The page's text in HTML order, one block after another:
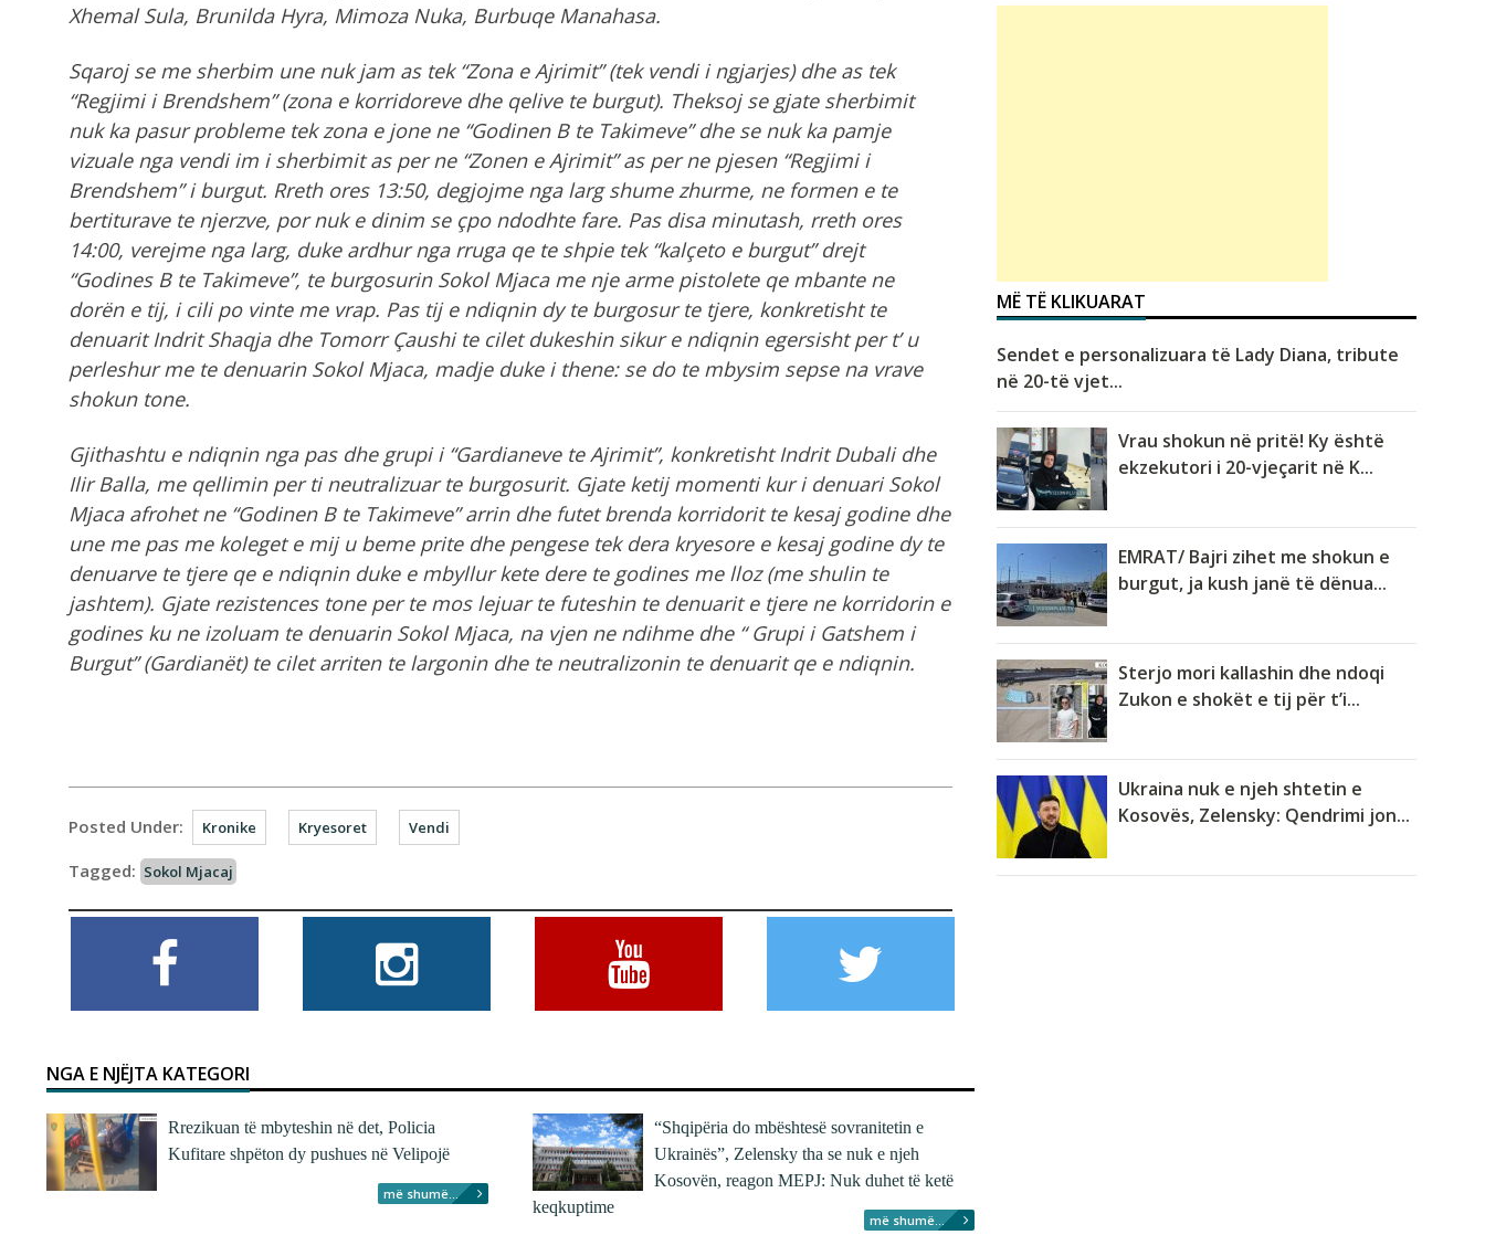
Xhemal Sula, Brunilda Hyra, Mimoza Nuka, Burbuqe Manahasa.
Sqaroj se me sherbim une nuk jam as tek “Zona e Ajrimit” (tek vendi i ngjarjes) dhe as tek
“Regjimi i Brendshem” (zona e korridoreve dhe qelive te burgut). Theksoj se gjate sherbimit
nuk ka pasur probleme tek zona e jone ne “Godinen B te Takimeve” dhe se nuk ka pamje
vizuale nga vendi im i sherbimit as per ne “Zonen e Ajrimit” as per ne pjesen “Regjimi i
Brendshem” i burgut. Rreth ores 13:50, degjojme nga larg shume zhurme, ne formen e te
bertiturave te njerzve, por nuk e dinim se çpo ndodhte fare. Pas disa minutash, rreth ores
14:00, verejme nga larg, duke ardhur nga rruga qe te shpie tek “kalçeto e burgut” drejt
“Godines B te Takimeve”, te burgosurin Sokol Mjaca me nje arme pistolete qe mbante ne
dorën e tij, i cili po vinte me vrap. Pas tij e ndiqnin dy te burgosur te tjere, konkretisht te
denuarit Indrit Shaqja dhe Tomorr Çaushi te cilet dukeshin sikur e ndiqnin egersisht per t’ u
perleshur me te denuarin Sokol Mjaca, madje duke i thene: se do te mbysim sepse na vrave
shokun tone.
Gjithashtu e ndiqnin nga pas dhe grupi i “Gardianeve te Ajrimit”, konkretisht Indrit Dubali dhe
Ilir Balla, me qellimin per ti neutralizuar te burgosurit. Gjate ketij momenti kur i denuari Sokol
Mjaca afrohet ne “Godinen B te Takimeve” arrin dhe futet brenda korridorit te kesaj godine dhe
une me pas me koleget e mij u beme prite dhe pengese tek dera kryesore e kesaj godine dy te
denuarve te tjere qe e ndiqnin duke e mbyllur kete dere te godines me lloz (me shulin te
jashtem). Gjate rezistences tone per te mos lejuar te futeshin te denuarit e tjere ne korridorin e
godines ku ne izoluam te denuarin Sokol Mjaca, na vjen ne ndihme dhe “ Grupi i Gatshem i
Burgut” (Gardianët) te cilet arriten te largonin dhe te neutralizonin te denuarit qe e ndiqnin.
Posted Under: Kronike Kryesoret Vendi
Tagged: Sokol Mjacaj
NGA E NJËJTA KATEGORI
Rrezikuan të mbyteshin në det, Policia
Kufitare shpëton dy pushues në Velipojë
më shumë...
“Shqipëria do mbështesë sovranitetin e
Ukrainës”, Zelensky tha se nuk e njeh
Kosovën, reagon MEPJ: Nuk duhet të ketë
keqkuptime
më shumë...
MË TË KLIKUARAT
Sendet e personalizuara të Lady Diana, tribute
në 20-të vjet...
Vrau shokun në pritë! Ky është
ekzekutori i 20-vjeçarit në K...
EMRAT/ Bajri zihet me shokun e
burgut, ja kush janë të dënua...
Sterjo mori kallashin dhe ndoqi
Zukon e shokët e tij për t’i...
Ukraina nuk e njeh shtetin e
Kosovës, Zelensky: Qendrimi jon...